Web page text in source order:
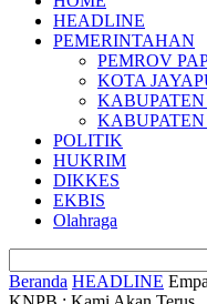
HEADLINE
PEMERINTAHAN
PEMROV
KOTA
POLITIK
HUKRIM
DIKKES
EKBIS
Olahraga
Beranda HEADLINE